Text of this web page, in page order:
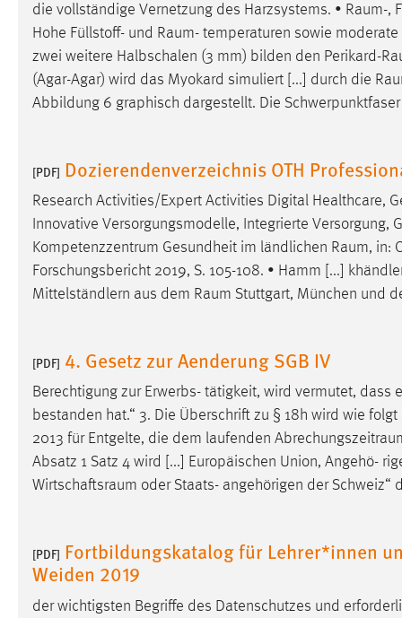
die vollständige Vernetzung des Harzsystems. • Raum-,
Hohe Füllstoff- und Raum- temperaturen sowie
zwei weitere Halbschalen (3 mm) bilden den Perikard-
(Agar-Agar) wird das Myokard simuliert [...] durch die
Abbildung 6 graphisch dargestellt. Die
[PDF] Dozierendenverzeichnis OTH
Research Activities/Expert Activities Digital Healthcare,
Innovative Versorgungsmodelle, Integrierte Versorgung,
Kompetenzzentrum Gesundheit im ländlichen Raum, in:
Forschungsbericht 2019, S. 105-108. • Hamm [...]
Mittelständlern aus dem Raum Stuttgart, München und
[PDF] 4. Gesetz zur Aenderung SGB IV
Berechtigung zur Erwerbs- tätigkeit, wird vermutet, dass
bestanden hat.“ 3. Die Überschrift zu § 18h wird wie
2013 für Entgelte, die dem laufenden
Absatz 1 Satz 4 wird [...] Europäischen Union, Angehö-
Wirtschaftsraum oder Staats- angehörigen der
[PDF] Fortbildungskatalog für Lehrer*innen
Weiden 2019
der wichtigsten Begriffe des Datenschutzes und
Einverständnis
Name: cookie_consent
Zweck:
Dieser Cookie speichert die
ausgewählten Einverständnis-Optionen
Cookie Laufzeit:
Performance
Name: staticfilecache
Zweck:
Für performante Seitenauslieferung wird
in diesem Cookie gespeichert, ob man
Name: site-language-preference
Zweck:
Das Cookie speichert die gewählte
Sprache der Website.
Chat
mibew_locale, mibew-chat-frame-style-